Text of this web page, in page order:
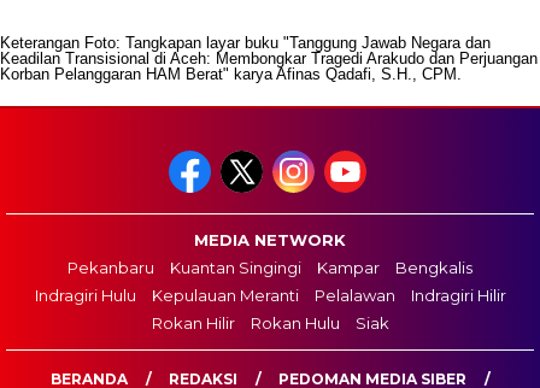
Keterangan Foto: Tangkapan layar buku "Tanggung Jawab Negara dan
Keadilan Transisional di Aceh: Membongkar Tragedi Arakudo dan Perjuangan
Korban Pelanggaran HAM Berat" karya Afinas Qadafi, S.H., CPM.
MEDIA NETWORK
Pekanbaru
Kuantan Singingi Kampar
Bengkalis
Indragiri Hulu
Kepulauan Meranti Pelalawan
Indragiri Hilir
Rokan Hilir
Rokan Hulu Siak
BERANDA REDAKSI PEDOMAN MEDIA SIBER